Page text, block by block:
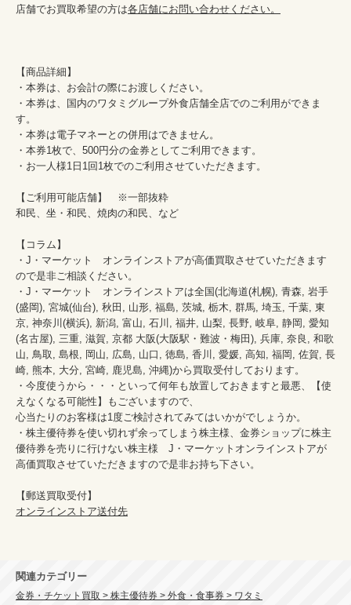
店舗でお買取希望の方は各店舗にお問い合わせください。
【商品詳細】
・本券は、お会計の際にお渡しください。
・本券は、国内のワタミグループ外食店舗全店でのご利用ができま
す。
・本券は電子マネーとの併用はできません。
・本券1枚で、500円分の金券としてご利用できます。
・お一人様1日1回1枚でのご利用させていただきます。
【ご利用可能店舗】　※一部抜粋
和民、坐・和民、焼肉の和民、など
【コラム】
・J・マーケット　オンラインストアが高価買取させていただきます
ので是非ご相談ください。
・J・マーケット　オンラインストアは全国(北海道(札幌), 青森, 岩手
(盛岡), 宮城(仙台), 秋田, 山形, 福島, 茨城, 栃木, 群馬, 埼玉, 千葉, 東
京, 神奈川(横浜), 新潟, 富山, 石川, 福井, 山梨, 長野, 岐阜, 静岡, 愛知
(名古屋), 三重, 滋賀, 京都 大阪(大阪駅・難波・梅田), 兵庫, 奈良, 和歌
山, 鳥取, 島根, 岡山, 広島, 山口, 徳島, 香川, 愛媛, 高知, 福岡, 佐賀, 長
崎, 熊本, 大分, 宮崎, 鹿児島, 沖縄)から買取受付しております。
・今度使うから・・・といって何年も放置しておきますと最悪、【使
えなくなる可能性】もございますので、
心当たりのお客様は1度ご検討されてみてはいかがでしょうか。
・株主優待券を使い切れず余ってしまう株主様、金券ショップに株主
優待券を売りに行けない株主様　J・マーケットオンラインストアが
高価買取させていただきますので是非お持ち下さい。
オンラインストア送付先
関連カテゴリー
金券・チケット買取 > 株主優待券 > 外食・食事券 > ワタミ